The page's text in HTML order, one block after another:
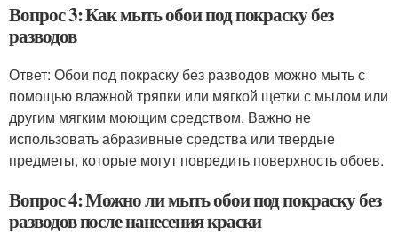
Вопрос 3: Как мыть обои под покраску без
разводов
Ответ: Обои под покраску без разводов можно мыть с
помощью влажной тряпки или мягкой щетки с мылом или
другим мягким моющим средством. Важно не
использовать абразивные средства или твердые
предметы, которые могут повредить поверхность обоев.
Вопрос 4: Можно ли мыть обои под покраску без
разводов после нанесения краски